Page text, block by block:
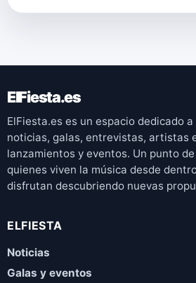
ElFiesta.es
ElFiesta.es es un espacio dedicado
noticias, galas, entrevistas, artistas
lanzamientos y eventos. Un punto
quienes viven la música desde
disfrutan descubriendo nuevas
ELFIESTA
Noticias
Galas y eventos